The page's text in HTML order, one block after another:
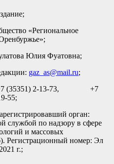
«Региональное
Юлия Фуатовна;
gaz_as@mail.ru;
+7 (35351) 2-13-73, +7
55;
орган:
службой по надзору в сфере
и массовых
Регистрационный номер: Эл
г.;